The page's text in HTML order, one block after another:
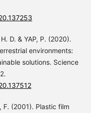
D. & YAP, P. (2020).
environments:
solutions. Science
F. (2001). Plastic film